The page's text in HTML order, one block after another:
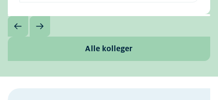
Alle kolleger